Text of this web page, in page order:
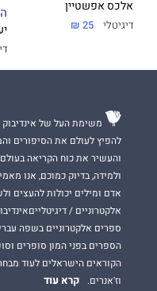
אלכס אפשטיין
דיגיטלי 25 ₪
משימת העל של
להפיץ לעולם את הסיפורים
והעשיר את כוח הקריאה
ולמידה, בדיוק כמוכם, אנו
אדם ומילים יכולות להעצים
אלקטרוניים /
ספרים אלקטרוניים בשפה
הספרים בפני המון סופרים
הקוראים הישראלים לעוד
וז'אנרים.
קרא עוד